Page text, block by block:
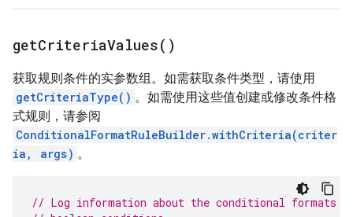
getCriteriaValues( )
获取规则条件的实参数组。如需获取条件类型，请使用
getCriteriaType() 。如需使用这些值创建或修改条件格
式规则，请参阅
ConditionalFormatRuleBuilder.withCriteria(criter
ia, args) 。
// Log information about the conditional formats